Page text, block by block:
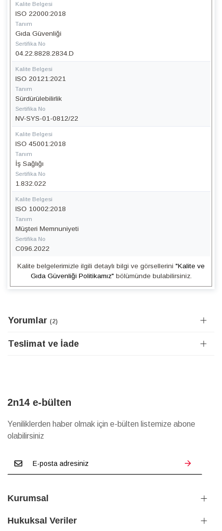
Kalite Belgesi
ISO 22000:2018
Tanım
Gıda Güvenliği
Sertifika No
04.22.8828.2834.D
Kalite Belgesi
ISO 20121:2021
Tanım
Sürdürülebilirlik
Sertifika No
NV-SYS-01-0812/22
Kalite Belgesi
ISO 45001:2018
Tanım
İş Sağlığı
Sertifika No
1.832.022
Kalite Belgesi
ISO 10002:2018
Tanım
Müşteri Memnuniyeti
Sertifika No
C096.2022
Kalite belgelerimizle ilgili detaylı bilgi ve görsellerini "Kalite ve
Gıda Güvenliği Politikamız" bölümünde bulabilirsiniz.
Yorumlar 2
Teslimat ve İade
2n14 e-bülten
Yeniliklerden haber olmak için e-bülten listemize abone
olabilirsiniz
Kurumsal
Hukuksal Veriler